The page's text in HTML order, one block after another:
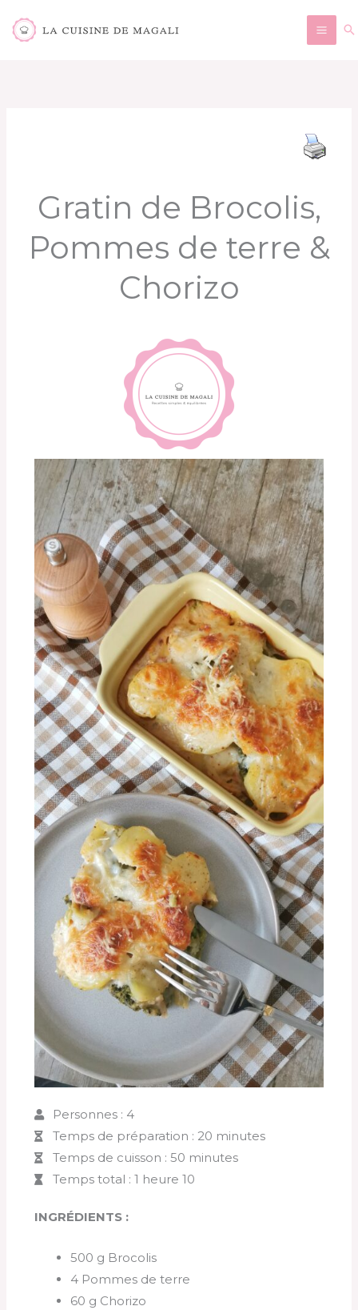
au
Gratin de Brocolis,
Pommes de terre &
Chorizo
Personnes : 4
Temps de préparation : 20 minutes
Temps de cuisson : 50 minutes
Temps total : 1 heure 10
INGRÉDIENTS :
500 g Brocolis
4 Pommes de terre
60 g Chorizo